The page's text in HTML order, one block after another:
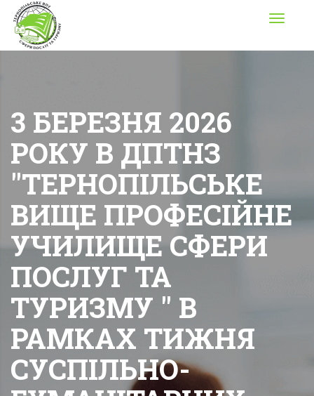
Toggle
3 БЕРЕЗНЯ 2026
РОКУ В ДПТНЗ
"ТЕРНОПІЛЬСЬКЕ
ВИЩЕ ПРОФЕСІЙНЕ
УЧИЛИЩЕ СФЕРИ
ПОСЛУГ ТА
ТУРИЗМУ " В
РАМКАХ ТИЖНЯ
СУСПІЛЬНО-